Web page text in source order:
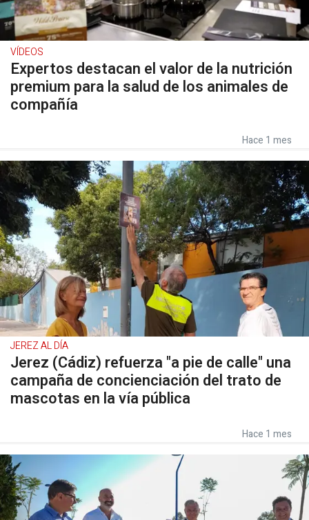
VÍDEOS
Expertos destacan el valor de la nutrición
premium para la salud de los animales de
compañía
Hace 1 mes
JEREZ AL DÍA
Jerez (Cádiz) refuerza "a pie de calle" una
campaña de concienciación del trato de
mascotas en la vía pública
Hace 1 mes